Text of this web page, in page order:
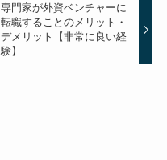
専門家が外資ベンチャーに
転職することのメリット・
デメリット【非常に良い経
験】